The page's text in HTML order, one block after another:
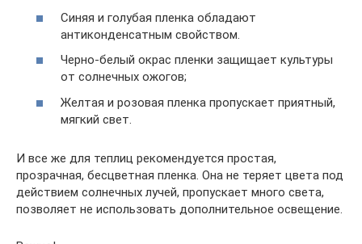
Синяя и голубая пленка обладают
антиконденсатным свойством.
Черно-белый окрас пленки защищает культуры
от солнечных ожогов;
Желтая и розовая пленка пропускает приятный,
мягкий свет.
И все же для теплиц рекомендуется простая,
прозрачная, бесцветная пленка. Она не теряет цвета под
действием солнечных лучей, пропускает много света,
позволяет не использовать дополнительное освещение.